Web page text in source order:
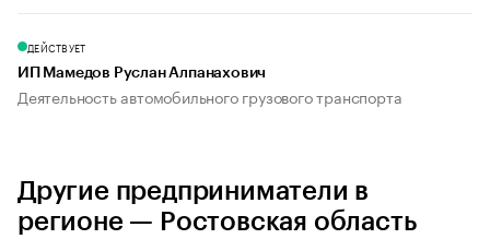
ДЕЙСТВУЕТ
ИП Мамедов Руслан Алпанахович
Деятельность автомобильного грузового транспорта
Другие предприниматели в
регионе — Ростовская область